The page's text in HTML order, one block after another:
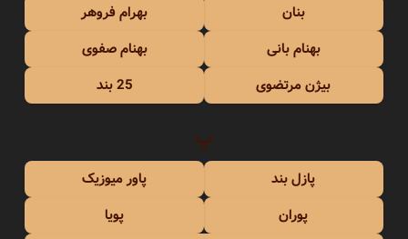
بنان
بهرام فروهر
بهنام بانی
بهنام صفوی
بیژن مرتضوی
25 بند
پ
پازل بند
پاور میوزیک
پوران
پویا